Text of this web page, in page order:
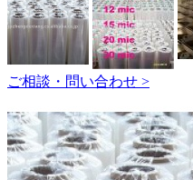
ご相談・問い合わせ >